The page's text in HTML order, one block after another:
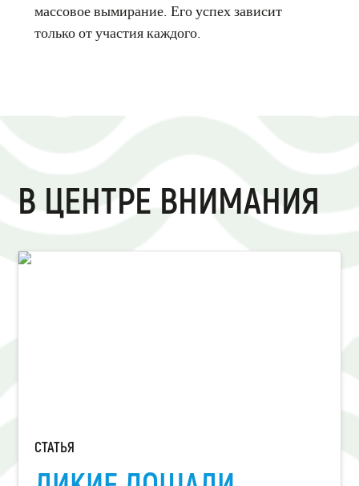
массовое вымирание. Его успех зависит
только от участия каждого.
В ЦЕНТРЕ ВНИМАНИЯ
СТАТЬЯ